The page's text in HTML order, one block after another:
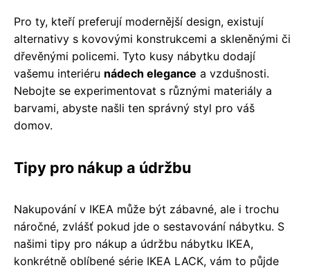
Pro ty, kteří preferují modernější design, existují
alternativy s kovovými konstrukcemi a skleněnými či
dřevěnými policemi. Tyto kusy nábytku dodají
vašemu interiéru nádech elegance a vzdušnosti.
Nebojte se experimentovat s různými materiály a
barvami, abyste našli ten správný styl pro váš
domov.
Tipy pro nákup a údržbu
Nakupování v IKEA může být zábavné, ale i trochu
náročné, zvlášť pokud jde o sestavování nábytku. S
našimi tipy pro nákup a údržbu nábytku IKEA,
konkrétně oblíbené série IKEA LACK, vám to půjde